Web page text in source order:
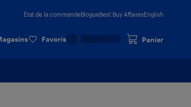
État de la commandeBlogueBest Buy AffairesEnglish
Favoris Panier